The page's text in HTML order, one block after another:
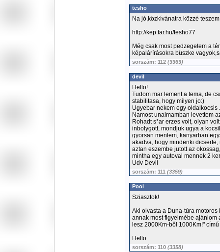
tesho
Na jó,közkívánatra közzé
http://kep.tar.hu/tesho77
Még csak most pedzegetem a
képalárírásokra büszke
sorszám: 112 (3363)
devil
Hello!
Tudom mar lement a tema, de
stabilitasa, hogy milyen jo:)
Ugyebar nekem egy oldalkocsis
Namost unalmamban levettem
Rohadt s*ar erzes volt, olyan
inbolygott, mondjuk ugya a
gyorsan mentem, kanyarban
akadva, hogy mindenki
aztan eszembe jutott az
mintha egy autoval mennek 2
Udv Devil
sorszám: 111 (3359)
Pool
Sziasztok!
Aki olvasta a Duna-túra
annak most figyelmébe ajánlom
lesz 2000Km-ből 1000Km!"
Hello
sorszám: 110 (3358)